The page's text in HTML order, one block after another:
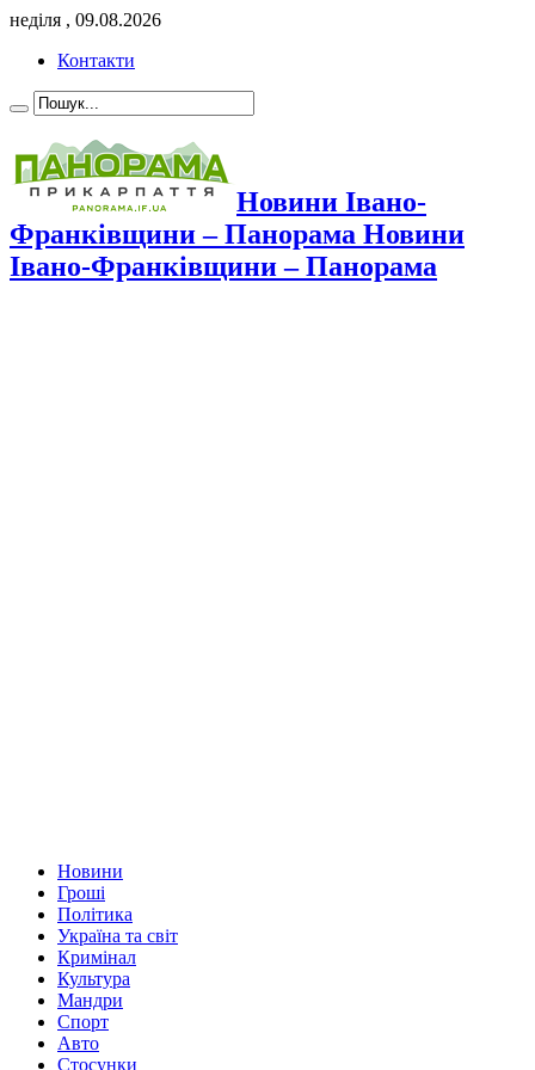
неділя , 09.08.2026
Контакти
Новини Івано-
Франківщини – Панорама Новини
Івано-Франківщини – Панорама
Новини
Гроші
Політика
Україна та світ
Кримінал
Культура
Мандри
Спорт
Авто
Стосунки